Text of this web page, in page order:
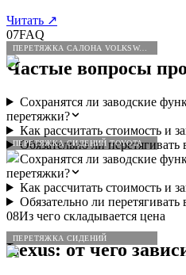
ПЕРЕТЯЖКА САЛОНА VOLKSWAGEN
ПЕРЕТЯЖКА СИДЕНИЙ TOYOTA
ПЕРЕТЯЖКА СИДЕНИЙ
Читать ↗
07FAQ
Частые вопросы
Сохранятся ли заводские
перетяжки?
Как рассчитать стоимость и
Обязательно ли перетягивать
Сохранятся ли заводские
перетяжки?
Как рассчитать стоимость и
Обязательно ли перетягивать
08Из чего складывается цена
Lexus: от чего